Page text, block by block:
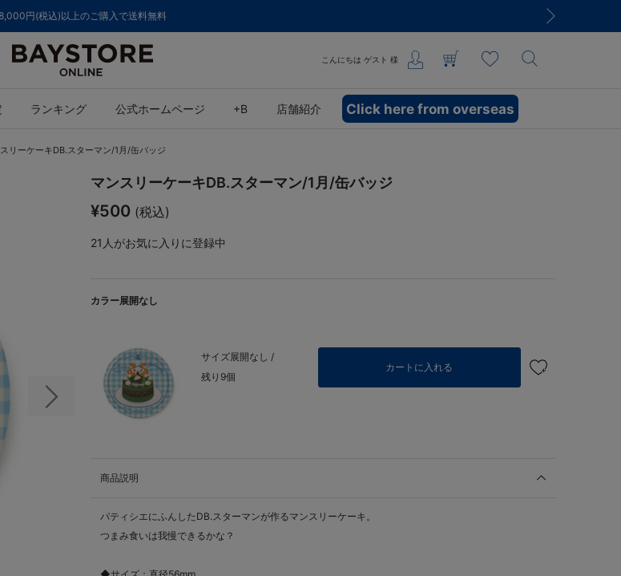
円(税込)以上のご購入で送料無料
こんにちは ゲスト 様
ランキング 公式ホームページ +B 店舗紹介 Click here from overseas
リーケーキDB.スターマン/1月/缶バッジ
次の画像
マンスリーケーキDB.スターマン/1月/缶バッジ
¥500 (税込)
21 人がお気に入りに登録中
カラー展開なし
サイズ展開なし /
残り9個
カートに入れる
商品説明
パティシエにふんしたDB.スターマンが作るマンスリーケーキ。
つまみ食いは我慢できるかな？